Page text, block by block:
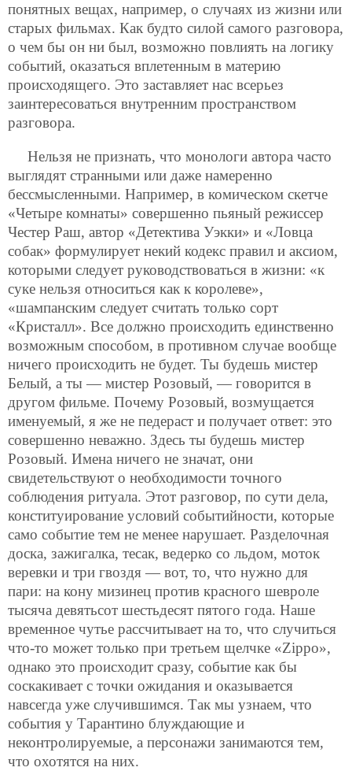
понятных вещах, например, о случаях из жизни или
старых фильмах. Как будто силой самого разговора,
о чем бы он ни был, возможно повлиять на логику
событий, оказаться вплетенным в материю
происходящего. Это заставляет нас всерьез
заинтересоваться внутренним пространством
разговора.
Нельзя не признать, что монологи автора часто
выглядят странными или даже намеренно
бессмысленными. Например, в комическом скетче
«Четыре комнаты» совершенно пьяный режиссер
Честер Раш, автор «Детектива Уэкки» и «Ловца
собак» формулирует некий кодекс правил и аксиом,
которыми следует руководствоваться в жизни: «к
суке нельзя относиться как к королеве»,
«шампанским следует считать только сорт
«Кристалл». Все должно происходить единственно
возможным способом, в противном случае вообще
ничего происходить не будет. Ты будешь мистер
Белый, а ты — мистер Розовый, — говорится в
другом фильме. Почему Розовый, возмущается
именуемый, я же не педераст и получает ответ: это
совершенно неважно. Здесь ты будешь мистер
Розовый. Имена ничего не значат, они
свидетельствуют о необходимости точного
соблюдения ритуала. Этот разговор, по сути дела,
конституирование условий событийности, которые
само событие тем не менее нарушает. Разделочная
доска, зажигалка, тесак, ведерко со льдом, моток
веревки и три гвоздя — вот, то, что нужно для
пари: на кону мизинец против красного шевроле
тысяча девятьсот шестьдесят пятого года. Наше
временное чутье рассчитывает на то, что случиться
что-то может только при третьем щелчке «Zippo»,
однако это происходит сразу, событие как бы
соскакивает с точки ожидания и оказывается
навсегда уже случившимся. Так мы узнаем, что
события у Тарантино блуждающие и
неконтролируемые, а персонажи занимаются тем,
что охотятся на них.